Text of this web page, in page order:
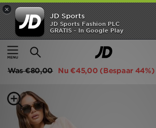
×
JD Sports
JD Sports Fashion PLC
GRATIS - In Google Play
Thuis
Dames Dameskleding
adidas Originals Crochet Track Pants
Was€80,00 Nu €45,00 (Bespaar 44%)
Home
Offers
Dames